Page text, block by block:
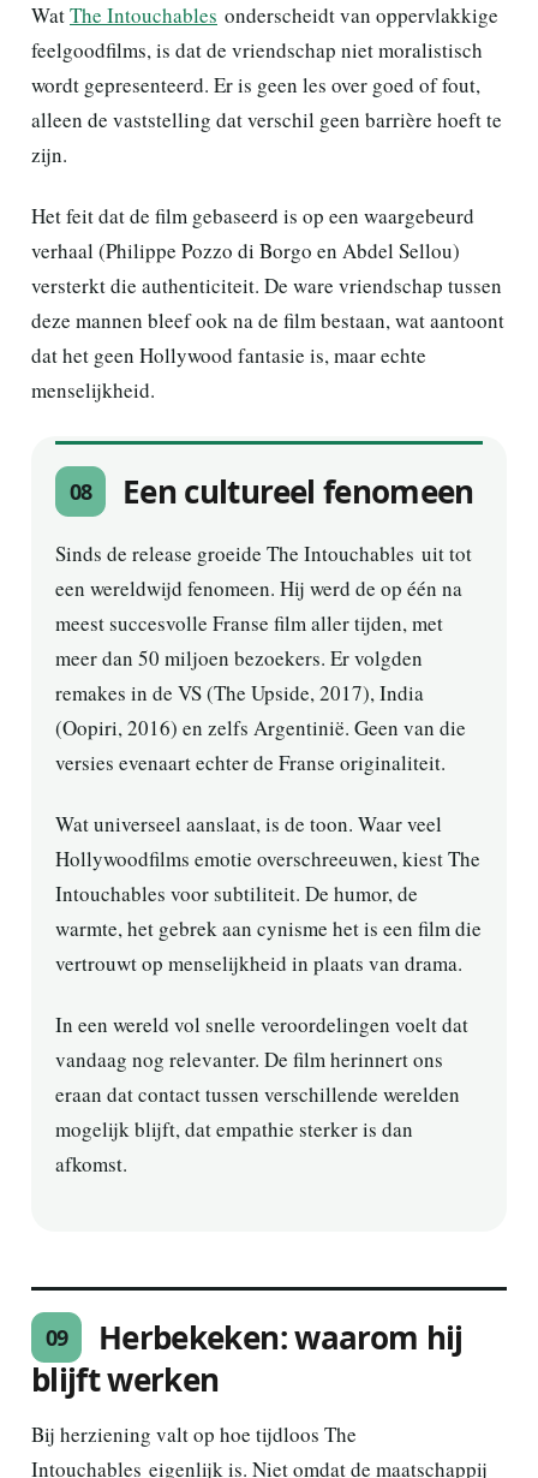
WatThe Intouchables onderscheidt van oppervlakkige
feelgoodfilms, is dat de vriendschap niet moralistisch
wordt gepresenteerd. Er is geen les over goed of fout,
alleen de vaststelling dat verschil geen barrière hoeft te
zijn.
Het feit dat de film gebaseerd is op een waargebeurd
verhaal (Philippe Pozzo di Borgo en Abdel Sellou)
versterkt die authenticiteit. De ware vriendschap tussen
deze mannen bleef ook na de film bestaan, wat aantoont
dat het geen Hollywood fantasie is, maar echte
menselijkheid.
08 Een cultureel fenomeen
Sinds de release groeide The Intouchables uit tot
een wereldwijd fenomeen. Hij werd de op één na
meest succesvolle Franse film aller tijden, met
meer dan 50 miljoen bezoekers. Er volgden
remakes in de VS (The Upside, 2017), India
(Oopiri, 2016) en zelfs Argentinië. Geen van die
versies evenaart echter de Franse originaliteit.
Wat universeel aanslaat, is de toon. Waar veel
Hollywoodfilms emotie overschreeuwen, kiest The
Intouchables voor subtiliteit. De humor, de
warmte, het gebrek aan cynisme het is een film die
vertrouwt op menselijkheid in plaats van drama.
In een wereld vol snelle veroordelingen voelt dat
vandaag nog relevanter. De film herinnert ons
eraan dat contact tussen verschillende werelden
mogelijk blijft, dat empathie sterker is dan
afkomst.
09
Herbekeken: waarom hij
blijft werken
Bij herziening valt op hoe tijdloos The
Intouchables eigenlijk is. Niet omdat de maatschappij